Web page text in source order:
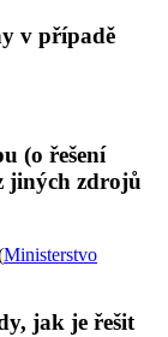
v případě
(o řešení
jiných zdrojů
Ministerstvo
jak je řešit